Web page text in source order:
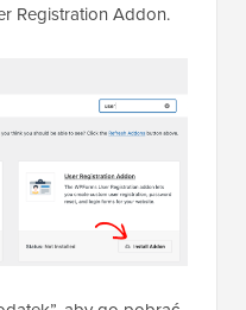
Registration Addon.